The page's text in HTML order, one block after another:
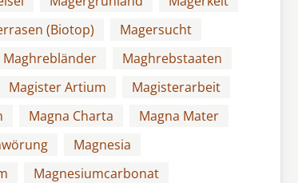
(Biotop)
Magersucht
Maghrebländer
Maghrebstaaten
Magister Artium
Magisterarbeit
Magna Charta
Magna Mater
Magnesia
Magnesiumcarbonat